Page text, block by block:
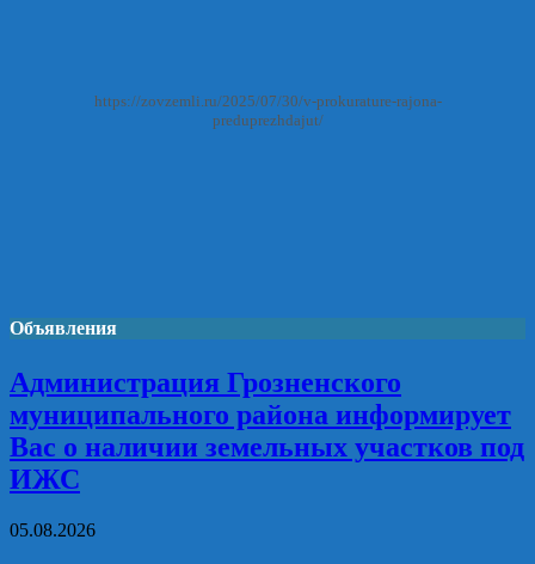
https://zovzemli.ru/2025/07/30/v-prokurature-rajona-
preduprezhdajut/
Объявления
Администрация Грозненского
муниципального района информирует
Вас о наличии земельных участков под
ИЖС
05.08.2026